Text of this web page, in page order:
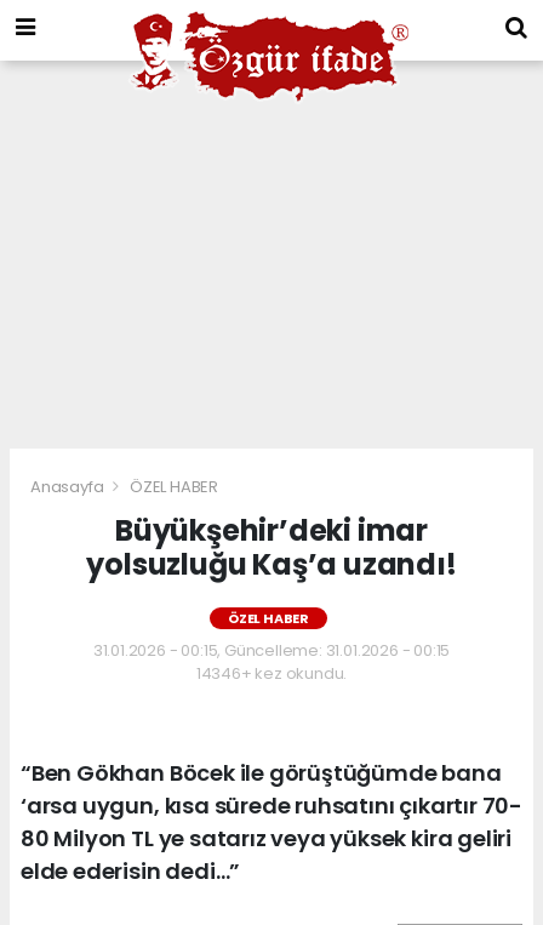
Anasayfa ÖZEL HABER
Büyükşehir’deki imar
yolsuzluğu Kaş’a uzandı!
ÖZEL HABER
31.01.2026 - 00:15, Güncelleme: 31.01.2026 - 00:15
14346+ kez okundu.
“Ben Gökhan Böcek ile görüştüğümde bana
‘arsa uygun, kısa sürede ruhsatını çıkartır 70-
80 Milyon TL ye satarız veya yüksek kira geliri
elde ederisin dedi…”